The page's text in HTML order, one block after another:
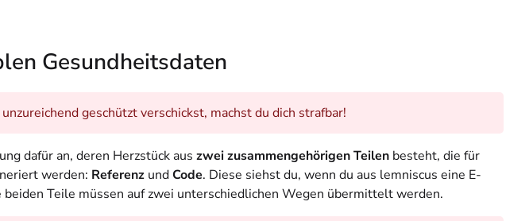
Gesundheitsdaten
geschützt verschickst, machst du dich strafbar!
dafür an, deren Herzstück aus zwei zusammengehörigen Teilen besteht, die für
werden: Referenz undCode. Diese siehst du, wenn du aus lemniscus eine E-
Teile müssen auf zwei unterschiedlichen Wegen übermittelt werden.